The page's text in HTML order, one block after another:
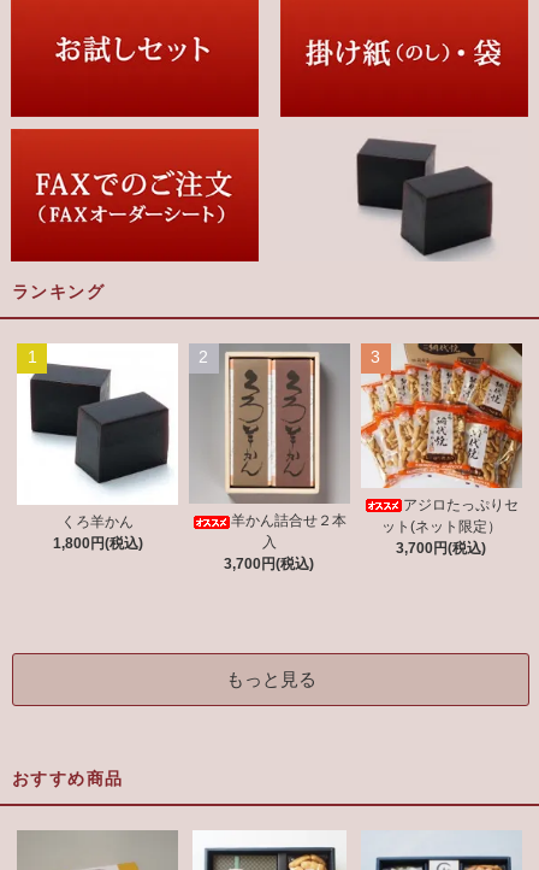
ランキング
1
くろ羊かん
1,800円(税込)
2
羊かん詰合せ２本
入
3,700円(税込)
3
アジロたっぷりセ
ット(ネット限定）
3,700円(税込)
もっと見る
おすすめ商品